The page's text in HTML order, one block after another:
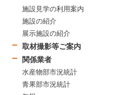
施設見学の利用案内
施設の紹介
展示施設の紹介
取材撮影等ご案内
関係業者
水産物部市況統計
青果部市況統計